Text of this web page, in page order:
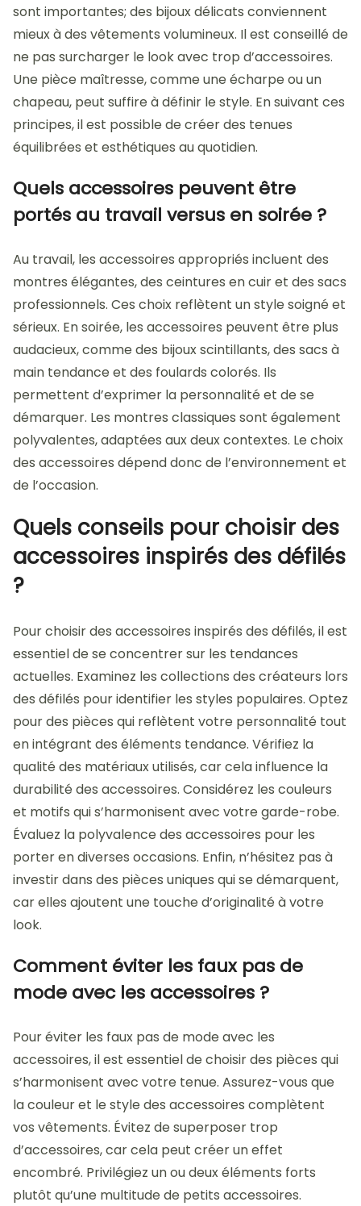
sont importantes; des bijoux délicats conviennent
mieux à des vêtements volumineux. Il est conseillé de
ne pas surcharger le look avec trop d’accessoires.
Une pièce maîtresse, comme une écharpe ou un
chapeau, peut suffire à définir le style. En suivant ces
principes, il est possible de créer des tenues
équilibrées et esthétiques au quotidien.
Quels accessoires peuvent être
portés au travail versus en soirée ?
Au travail, les accessoires appropriés incluent des
montres élégantes, des ceintures en cuir et des sacs
professionnels. Ces choix reflètent un style soigné et
sérieux. En soirée, les accessoires peuvent être plus
audacieux, comme des bijoux scintillants, des sacs à
main tendance et des foulards colorés. Ils
permettent d’exprimer la personnalité et de se
démarquer. Les montres classiques sont également
polyvalentes, adaptées aux deux contextes. Le choix
des accessoires dépend donc de l’environnement et
de l’occasion.
Quels conseils pour choisir des
accessoires inspirés des défilés
?
Pour choisir des accessoires inspirés des défilés, il est
essentiel de se concentrer sur les tendances
actuelles. Examinez les collections des créateurs lors
des défilés pour identifier les styles populaires. Optez
pour des pièces qui reflètent votre personnalité tout
en intégrant des éléments tendance. Vérifiez la
qualité des matériaux utilisés, car cela influence la
durabilité des accessoires. Considérez les couleurs
et motifs qui s’harmonisent avec votre garde-robe.
Évaluez la polyvalence des accessoires pour les
porter en diverses occasions. Enfin, n’hésitez pas à
investir dans des pièces uniques qui se démarquent,
car elles ajoutent une touche d’originalité à votre
look.
Comment éviter les faux pas de
mode avec les accessoires ?
Pour éviter les faux pas de mode avec les
accessoires, il est essentiel de choisir des pièces qui
s’harmonisent avec votre tenue. Assurez-vous que
la couleur et le style des accessoires complètent
vos vêtements. Évitez de superposer trop
d’accessoires, car cela peut créer un effet
encombré. Privilégiez un ou deux éléments forts
plutôt qu’une multitude de petits accessoires.